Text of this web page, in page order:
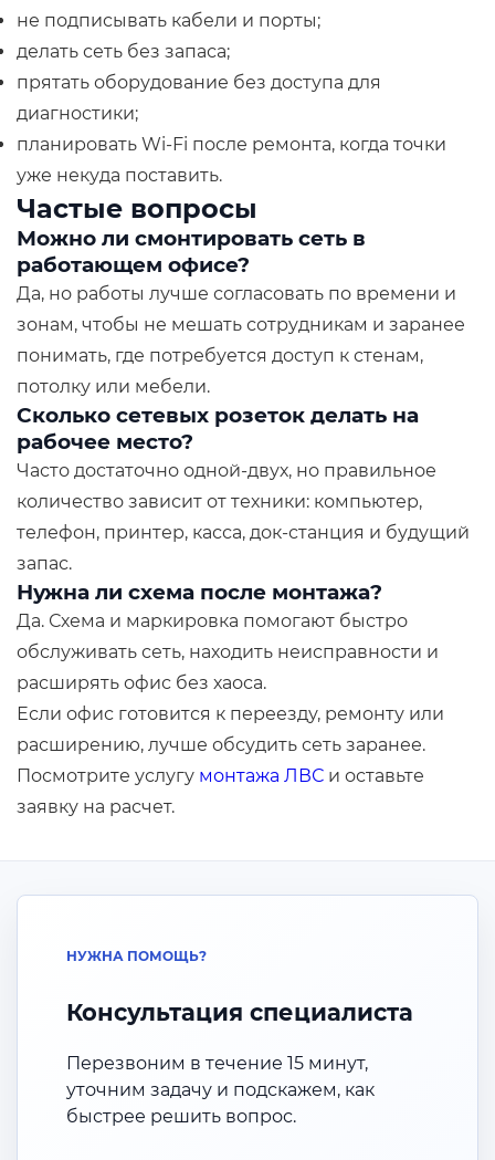
не подписывать кабели и порты;
делать сеть без запаса;
прятать оборудование без доступа для
диагностики;
планировать Wi-Fi после ремонта, когда точки
уже некуда поставить.
Частые вопросы
Можно ли смонтировать сеть в
работающем офисе?
Да, но работы лучше согласовать по времени и
зонам, чтобы не мешать сотрудникам и заранее
понимать, где потребуется доступ к стенам,
потолку или мебели.
Сколько сетевых розеток делать на
рабочее место?
Часто достаточно одной-двух, но правильное
количество зависит от техники: компьютер,
телефон, принтер, касса, док-станция и будущий
запас.
Нужна ли схема после монтажа?
Да. Схема и маркировка помогают быстро
обслуживать сеть, находить неисправности и
расширять офис без хаоса.
Если офис готовится к переезду, ремонту или
расширению, лучше обсудить сеть заранее.
Посмотрите услугу монтажа ЛВС и оставьте
заявку на расчет.
НУЖНА ПОМОЩЬ?
Консультация специалиста
Перезвоним в течение 15 минут,
уточним задачу и подскажем, как
быстрее решить вопрос.